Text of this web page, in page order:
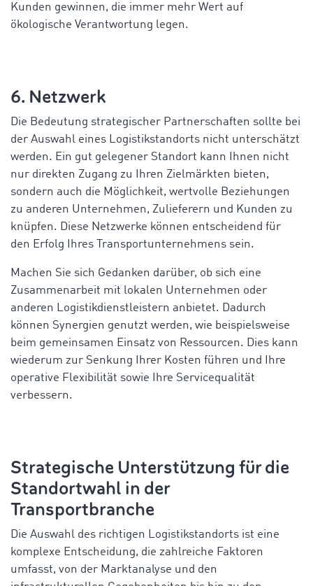
Kunden gewinnen, die immer mehr Wert auf
ökologische Verantwortung legen.
6. Netzwerk
Die Bedeutung strategischer Partnerschaften sollte bei
der Auswahl eines Logistikstandorts nicht unterschätzt
werden. Ein gut gelegener Standort kann Ihnen nicht
nur direkten Zugang zu Ihren Zielmärkten bieten,
sondern auch die Möglichkeit, wertvolle Beziehungen
zu anderen Unternehmen, Zulieferern und Kunden zu
knüpfen. Diese Netzwerke können entscheidend für
den Erfolg Ihres Transportunternehmens sein.
Machen Sie sich Gedanken darüber, ob sich eine
Zusammenarbeit mit lokalen Unternehmen oder
anderen Logistikdienstleistern anbietet. Dadurch
können Synergien genutzt werden, wie beispielsweise
beim gemeinsamen Einsatz von Ressourcen. Dies kann
wiederum zur Senkung Ihrer Kosten führen und Ihre
operative Flexibilität sowie Ihre Servicequalität
verbessern.
Strategische Unterstützung für die
Standortwahl in der
Transportbranche
Die Auswahl des richtigen Logistikstandorts ist eine
komplexe Entscheidung, die zahlreiche Faktoren
umfasst, von der Marktanalyse und den